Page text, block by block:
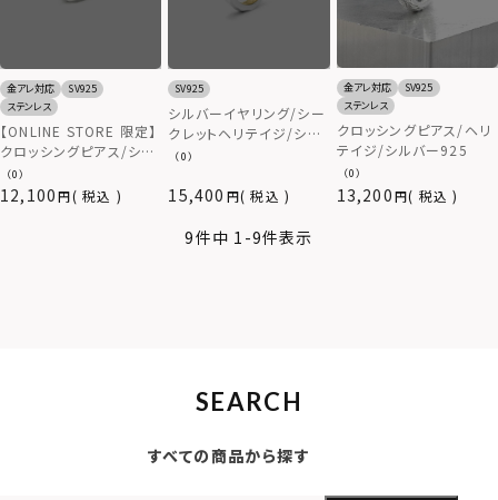
金アレ対応
SV925
ステンレス
【ONLINE STORE 限定】
クロッシングピアス/シー
クレットヘリテイジ/シル
バー925
12,100 税込
（0）
SV925
シルバーイヤリング/シー
クレットヘリテイジ/シル
バー925
15,400 税込
（0）
金アレ対応
SV925
ステンレス
クロッシングピアス/ヘリ
テイジ/シルバー925
13,200 税込
（0）
9件中 1 -9件表示
SEARCH
すべての商品から探す